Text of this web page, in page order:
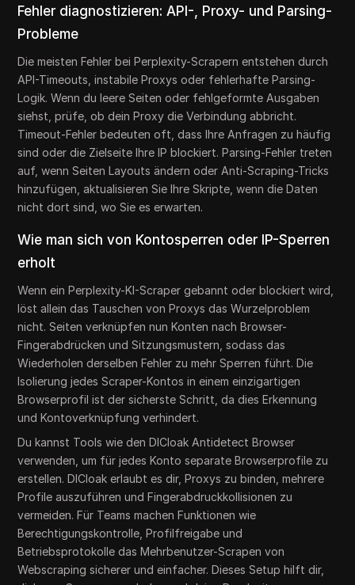
Fehler diagnostizieren: API-, Proxy- und Parsing-
Probleme
Die meisten Fehler bei Perplexity-Scrapern entstehen durch
API-Timeouts, instabile Proxys oder fehlerhafte Parsing-
Logik. Wenn du leere Seiten oder fehlgeformte Ausgaben
siehst, prüfe, ob dein Proxy die Verbindung abbricht.
Timeout-Fehler bedeuten oft, dass Ihre Anfragen zu häufig
sind oder die Zielseite Ihre IP blockiert. Parsing-Fehler treten
auf, wenn Seiten Layouts ändern oder Anti-Scraping-Tricks
hinzufügen, aktualisieren Sie Ihre Skripte, wenn die Daten
nicht dort sind, wo Sie es erwarten.
Wie man sich von Kontosperren oder IP-Sperren
erholt
Wenn ein Perplexity-KI-Scraper gebannt oder blockiert wird,
löst allein das Tauschen von Proxys das Wurzelproblem
nicht. Seiten verknüpfen nun Konten nach Browser-
Fingerabdrücken und Sitzungsmustern, sodass das
Wiederholen derselben Fehler zu mehr Sperren führt. Die
Isolierung jedes Scraper-Kontos in einem einzigartigen
Browserprofil ist der sicherste Schritt, da dies Erkennung
und Kontoverknüpfung verhindert.
Du kannst Tools wie den DICloak Antidetect Browser
verwenden, um für jedes Konto separate Browserprofile zu
erstellen. DICloak erlaubt es dir, Proxys zu binden, mehrere
Profile auszuführen und Fingerabdruckkollisionen zu
vermeiden. Für Teams machen Funktionen wie
Berechtigungskontrolle, Profilfreigabe und
Betriebsprotokolle das Mehrbenutzer-Scrapen von
Webscraping sicherer und einfacher. Dieses Setup hilft dir,